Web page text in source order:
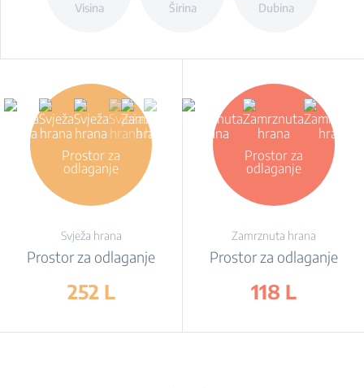
Visina Širina Dubina
Prostor za
odlaganje
Svježa hrana
Prostor za odlaganje
252 L
Prostor za
odlaganje
Zamrznuta hrana
Prostor za odlaganje
118 L